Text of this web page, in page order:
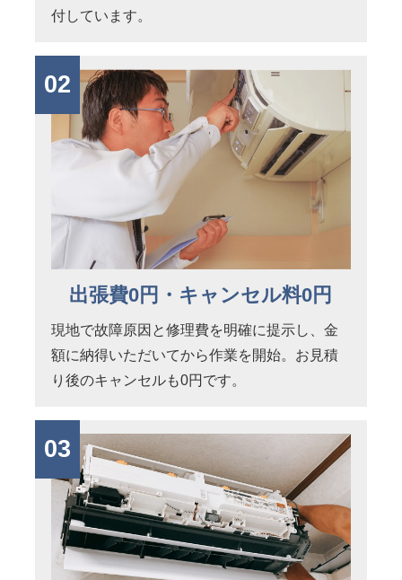
付しています。
02
出張費0円・キャンセル料0円
現地で故障原因と修理費を明確に提示し、金
額に納得いただいてから作業を開始。お見積
り後のキャンセルも0円です。
03